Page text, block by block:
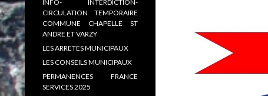
INFO- INTERDICTION-
CIRCULATION TEMPORAIRE
COMMUNE CHAPELLE ST
ANDRE ET VARZY
LES ARRETES MUNICIPAUX
LES CONSEILS MUNICIPAUX
PERMANENCES FRANCE
SERVICES 2025